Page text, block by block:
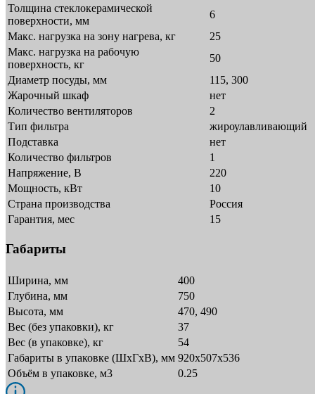
Толщина стеклокерамической
поверхности, мм
6
Макс. нагрузка на зону нагрева, кг
25
Макс. нагрузка на рабочую
поверхность, кг
50
Диаметр посуды, мм
115, 300
Жарочный шкаф
нет
Количество вентиляторов
2
Тип фильтра
жироулавливающий
Подставка
нет
Количество фильтров
1
Напряжение, В
220
Мощность, кВт
10
Страна производства
Россия
Гарантия, мес
15
Габариты
Ширина, мм
400
Глубина, мм
750
Высота, мм
470, 490
Вес (без упаковки), кг
37
Вес (в упаковке), кг
54
Габариты в упаковке (ШxГxВ), мм 920х507х536
Объём в упаковке, м3
0.25